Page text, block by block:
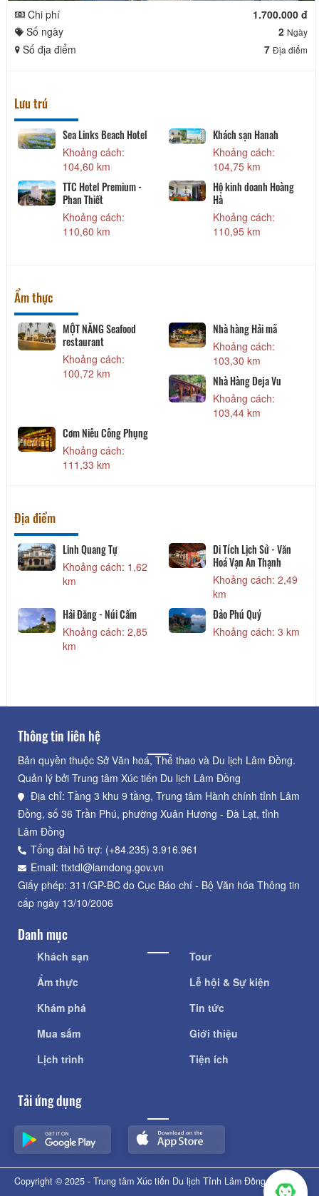
Chi phí
1.700.000 đ
Số ngày
2 Ngày
Số địa điểm 7 Địa điểm
Lưu trú
Sea Links Beach Hotel
Khoảng cách:
104,60 km
Khách sạn Hanah
Khoảng cách:
104,75 km
TTC Hotel Premium -
Phan Thiết
Khoảng cách:
110,60 km
Hộ kinh doanh Hoàng
Hà
Khoảng cách:
110,95 km
Ẩm thực
MỘT NẮNG Seafood
restaurant
Khoảng cách:
100,72 km
Nhà hàng Hải mã
Khoảng cách:
103,30 km
Nhà Hàng Deja Vu
Khoảng cách:
103,44 km
Cơm Niêu Công Phụng
Khoảng cách:
111,33 km
Địa điểm
Linh Quang Tự
Khoảng cách: 1,62
km
Di Tích Lịch Sử - Văn
Hoá Vạn An Thạnh
Khoảng cách: 2,49
km
Hải Đăng - Núi Cấm
Khoảng cách: 2,85
km
Đảo Phú Quý
Khoảng cách: 3 km
Thông tin liên hệ
Bản quyền thuộc Sở Văn hoá, Thể thao và Du lịch Lâm Đồng.
Quản lý bởi Trung tâm Xúc tiến Du lịch Lâm Đồng
Địa chỉ: Tầng 3 khu 9 tầng, Trung tâm Hành chính tỉnh Lâm
Đồng, số 36 Trần Phú, phường Xuân Hương - Đà Lạt, tỉnh
Lâm Đồng
Tổng đài hỗ trợ: (+84.235) 3.916.961
Email: ttxtdl@lamdong.gov.vn
Giấy phép: 311/GP-BC do Cục Báo chí - Bộ Văn hóa Thông tin
cấp ngày 13/10/2006
Danh mục
Khách sạn
Ẩm thực
Khám phá
Mua sắm
Lịch trình
Tour
Lễ hội & Sự kiện
Tin tức
Giới thiệu
Tiện ích
Tải ứng dụng
Copyright © 2025 - Trung tâm Xúc tiến Du lịch Tỉnh Lâm Đồng